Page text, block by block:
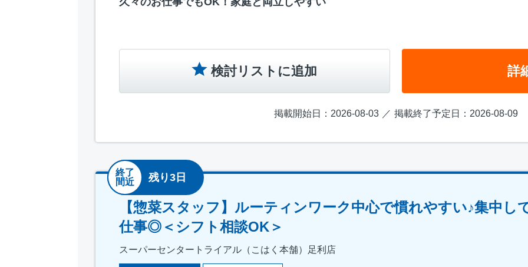
検討リストに追加 詳
掲載開始日：2026-08-03 掲載終了予定日：2026-08-09
終了
間近
残り3日
【惣菜スタッフ】ルーティンワーク中心で慣れやすい♪集中し
仕事◎＜シフト相談OK＞
スーパーセンタートライアル（こはく本舗）足利店